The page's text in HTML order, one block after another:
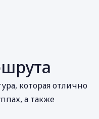
которая отлично
а также